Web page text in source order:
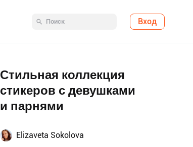
Вход
Стильная коллекция
стикеров с девушками
и парнями
Elizaveta Sokolova